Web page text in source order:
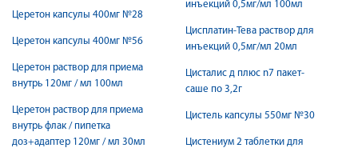
Церетон капсулы 400мг №28
Церетон капсулы 400мг №56
Церетон раствор для приема
внутрь 120мг / мл 100мл
Церетон раствор для приема
внутрь флак / пипетка
доз+адаптер 120мг / мл 30мл
инъекций 0,5мг/мл 100мл
Цисплатин-Тева раствор для
инъекций 0,5мг/мл 20мл
Цисталис д плюс n7 пакет-
саше по 3,2г
Цистель капсулы 550мг №30
Цистениум 2 таблетки для